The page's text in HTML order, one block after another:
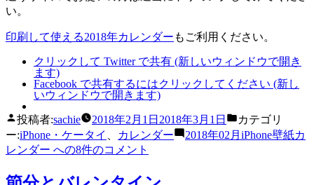
い。
印刷して使える2018年カレンダー もご利用ください。
クリックして Twitter で共有 (新しいウィンドウで開き
ます)
Facebook で共有するにはクリックしてください (新し
いウィンドウで開きます)
投稿者:sachie 2018年2月1日 2018年3月1日
カテゴリ
ー:iPhone・ケータイ カレンダー
2018年02月iPhone壁紙カ
レンダー への8件のコメント